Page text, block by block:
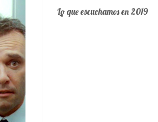
Lo que escuchamos en 2019